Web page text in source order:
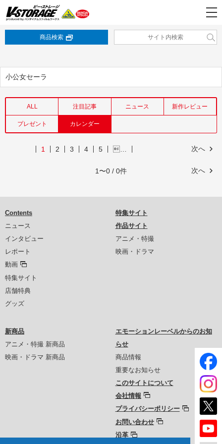
商品検索
小公女セーラ
ALL 注目記事 ニュース 新作レビュー
プレゼント カレンダー
次へ
1 2 3 4 5 …
次へ
1〜0 / 0件
Contents
ニュース
インタビュー
レポート
動画
特集サイト
店舗特典
グッズ
特集サイト
作品サイト
アニメ・特撮
映画・ドラマ
新商品
アニメ・特撮 新商品
映画・ドラマ 新商品
エモーションレーベルからのお知
らせ
商品情報
重要なお知らせ
このサイトについて
会社情報
プライバシーポリシー
お問い合わせ
沿革